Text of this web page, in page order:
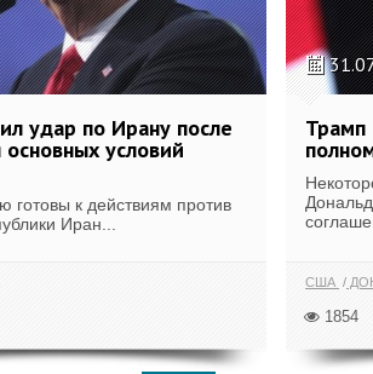
удар по Ирану после
основных условий
готовы к действиям против
Иран...
Трамп
США
1854